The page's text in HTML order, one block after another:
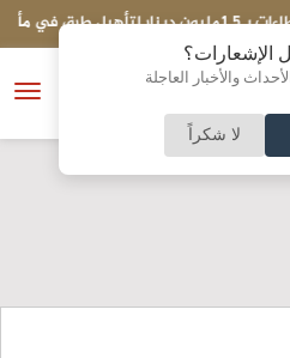
الإشعارات؟
والأخبار العاجلة
لا شكراً
فتح
النسخة الكاملة